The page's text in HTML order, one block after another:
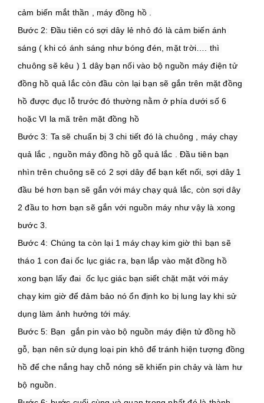
cảm biến mắt thần , máy đồng hồ .
Bước 2: Đầu tiên có sợi dây lẻ nhỏ đó là cảm biến ánh
sáng ( khi có ánh sáng như bóng đén, mặt trời…. thì
chuông sẽ kêu ) 1 dây bạn nối vào bộ nguồn máy điện tử
đồng hồ quả lắc còn đầu còn lại bạn sẽ gắn trên mặt đồng
hồ được đục lỗ trước đó thường nằm ở phía dưới số 6
hoặc VI la mã trên mặt đồng hồ
Bước 3: Ta sẽ chuẩn bị 3 chi tiết đó là chuông , máy chạy
quả lắc , nguồn máy đồng hồ gỗ quả lắc . Đầu tiên bạn
nhìn trên chuông sẽ có 2 sợi dây để bạn kết nối, sợi dây 1
đầu bé hơn bạn sẽ gắn với máy chạy quả lắc, còn sợi dây
2 đầu to hơn bạn sẽ gắn với nguồn máy như vậy là xong
bước 3.
Bước 4: Chúng ta còn lại 1 máy chạy kim giờ thì bạn sẽ
tháo 1 con đai ốc lục giác ra, bạn lắp vào mặt đồng hồ
xong bạn lấy đai  ốc lục giác bạn siết chặt mặt với máy
chạy kim giờ để đảm bảo nó ổn định ko bị lung lay khi sử
dụng làm ảnh hưởng tới máy.
Bước 5: Bạn  gắn pin vào bộ nguồn máy điện tử đồng hồ
gỗ, bạn nên sử dụng loại pin khô để tránh hiện tượng đồng
hồ để che nắng hay chỗ nóng sẽ khiến pin chảy và làm hư
bộ nguồn.